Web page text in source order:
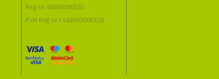
Reģ.nr 43603006320
PVN Reģ.nr LV43603006320